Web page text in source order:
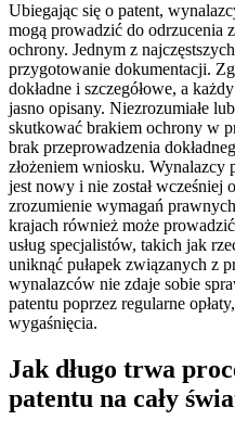
Ubiegając się o patent,
mogą prowadzić do odrzucenia
ochrony. Jednym z
przygotowanie dokumentacji.
dokładne i szczegółowe, a
jasno opisany. Niezrozumiałe
skutkować brakiem ochrony w
brak przeprowadzenia
złożeniem wniosku. Wynalazcy
jest nowy i nie został wcześniej
zrozumienie wymagań
krajach również może
usług specjalistów, takich jak
uniknąć pułapek związanych z
wynalazców nie zdaje sobie
patentu poprzez regularne
wygaśnięcia.
Jak długo trwa
patentu na cały